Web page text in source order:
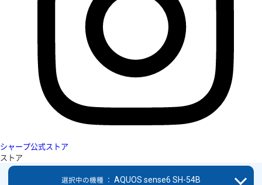
シャープ公式ストア
ストア
選択中の機種 ： AQUOS sense6 SH-54B